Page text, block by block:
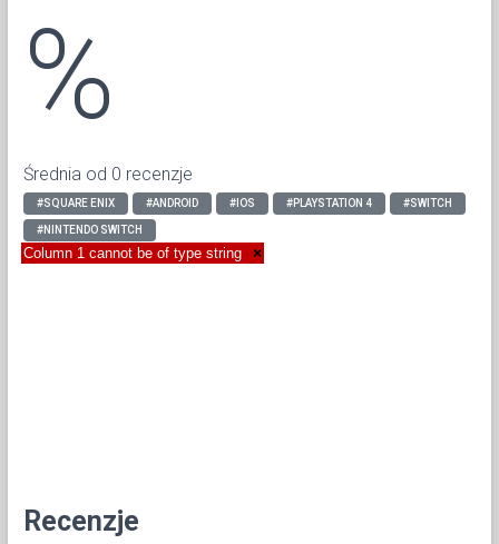
%
Średnia od 0 recenzje
#SQUARE ENIX #ANDROID #IOS #PLAYSTATION 4 #SWITCH
#NINTENDO SWITCH
Column 1 cannot be of type string ×
Recenzje